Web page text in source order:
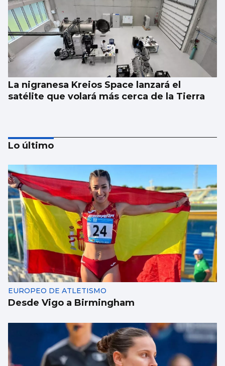
La nigranesa Kreios Space lanzará el
satélite que volará más cerca de la Tierra
Récord de personas afiliadas en Vigo y
provincia en julio aunque sube el paro
Lo último
EUROPEO DE ATLETISMO
Desde Vigo a Birmingham